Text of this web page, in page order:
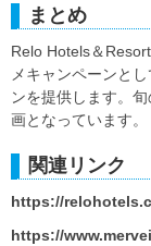
まとめ
Relo Hotels＆
メキャンペーンと
ンを提供します。
画となっています。
関連リンク
https://
https://